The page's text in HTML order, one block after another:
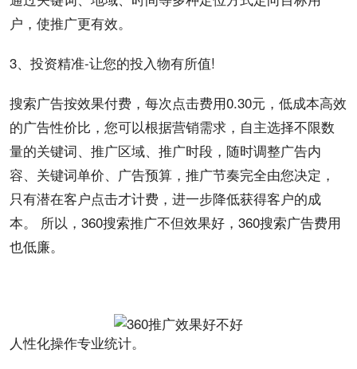
户，使推广更有效。
3、投资精准-让您的投入物有所值!
搜索广告按效果付费，每次点击费用0.30元，低成本高效
的广告性价比，您可以根据营销需求，自主选择不限数
量的关键词、推广区域、推广时段，随时调整广告内
容、关键词单价、 广告预算，推广节奏完全由您决定，
只有潜在客户点击才计费，进一步降低获得客户的成
本。 所以，360搜索推广不但效果好，360搜索广告费用
也低廉。
人性化操作专业统计。